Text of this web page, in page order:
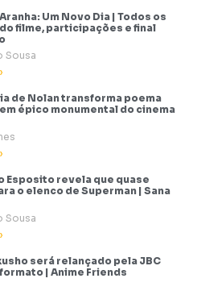
Um Novo Dia | Todos os
filme, participações e final
Sousa
de Nolan transforma poema
épico monumental do cinema
Esposito revela que quase
o elenco de Superman | Sana
Sousa
será relançado pela JBC
| Anime Friends